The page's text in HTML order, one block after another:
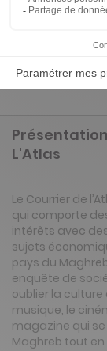
1€75
Prix par n°
Tarif France
L'Atlas
Le Courrier de
qui comporte
intérêts avec
sujets
pays du
enquête de
oublier la
musique, le
magazine qui
Maghreb tout